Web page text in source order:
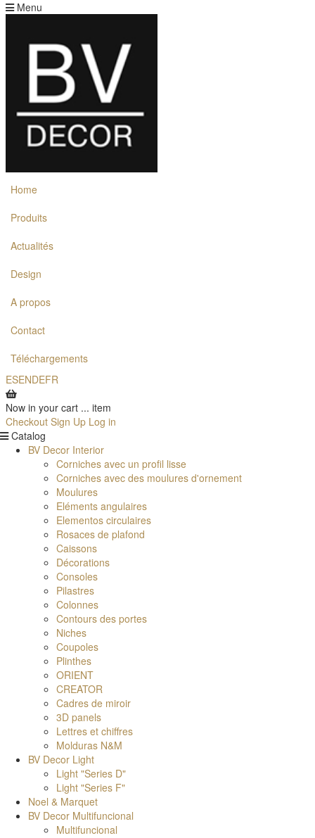
Menu
Home
Produits
Actualités
Design
A propos
Contact
Téléchargements
ESENDEFR
Now in your cart ... item
Checkout Sign Up Log in
Catalog
BV Decor Interior
Corniches avec un profil lisse
Corniches avec des moulures d'ornement
Moulures
Eléments angulaires
Elementos circulaires
Rosaces de plafond
Caissons
Décorations
Consoles
Pilastres
Colonnes
Contours des portes
Niches
Coupoles
Plinthes
ORIENT
CREATOR
Cadres de miroir
3D panels
Lettres et chiffres
Molduras N&M
BV Decor Light
Light "Series D"
Light "Series F"
Noel & Marquet
BV Decor Multifuncional
Multifuncional